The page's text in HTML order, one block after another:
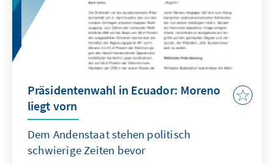
Präsidentenwahl in Ecuador: Moreno
liegt vorn
Dem Andenstaat stehen politisch
schwierige Zeiten bevor